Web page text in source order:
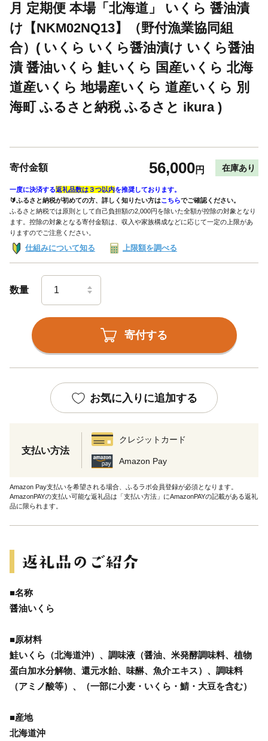
月 定期便 本場「北海道」 いくら 醤油漬
け【NKM02NQ13】（野付漁業協同組
合）( いくら いくら醤油漬け いくら醤油
漬 醤油いくら 鮭いくら 国産いくら 北海
道産いくら 地場産いくら 道産いくら 別
海町 ふるさと納税 ふるさと ikura )
寄付金額 56,000円 在庫あり
一度に決済する返礼品数は３つ以内を推奨しております。
🔰ふるさと納税が初めての方、詳しく知りたい方はこちらでご確認ください。
ふるさと納税では原則として自己負担額の2,000円を除いた全額が控除の対象となり
ます。控除の対象となる寄付金額は、収入や家族構成などに応じて一定の上限があ
りますのでご注意ください。
仕組みについて知る 上限額を調べる
数量
寄付する
お気に入りに追加する
支払い方法
クレジットカード
Amazon Pay
Amazon Pay支払いを希望される場合、ふるラボ会員登録が必須となります。
AmazonPAYの支払い可能な返礼品は「支払い方法」にAmazonPAYの記載がある返礼
品に限られます。
■名称
醤油いくら
■原材料
鮭いくら（北海道沖）、調味液（醤油、米発酵調味料、植物
蛋白加水分解物、還元水飴、味醂、魚介エキス）、調味料
（アミノ酸等）、（一部に小麦・いくら・鯖・大豆を含む）
■産地
北海道沖